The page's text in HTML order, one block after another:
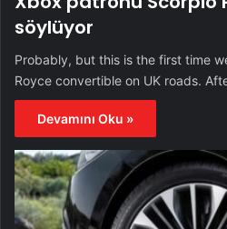
söylüyor
Probably, but this is the first time
Royce convertible on UK roads.
Devamını Oku »